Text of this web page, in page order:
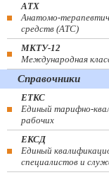
АТХ
Анатомо-
средств (ATC)
МКТУ-12
Международная
Справочники
ЕТКС
Единый тарифно-
рабочих
ЕКСД
Единый
специалистов и